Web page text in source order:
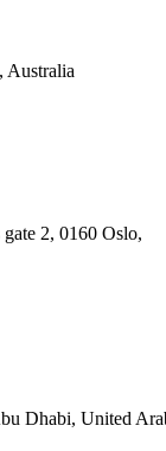
Australia
2, 0160 Oslo,
Dhabi, United